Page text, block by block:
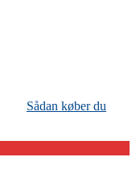
Sådan køber du